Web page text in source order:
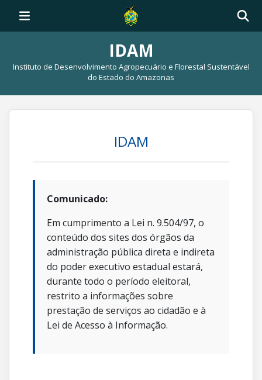
IDAM
Instituto de Desenvolvimento Agropecuário e Florestal Sustentável
do Estado do Amazonas
IDAM
Comunicado:
Em cumprimento a Lei n. 9.504/97, o
conteúdo dos sites dos órgãos da
administração pública direta e indireta
do poder executivo estadual estará,
durante todo o período eleitoral,
restrito a informações sobre
prestação de serviços ao cidadão e à
Lei de Acesso à Informação.